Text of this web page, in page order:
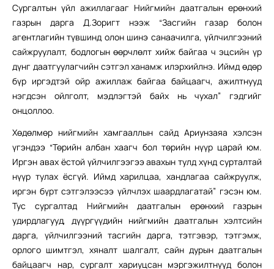
Сургалтын үйл ажиллагааг Нийгмийн даатгалын ерөнхий
газрын дарга Д.Зоригт нээж “Засгийн газар болон
агентлагийн түвшинд олон шинэ санаачилга, үйлчилгээний
сайжруулалт, бодлогын өөрчлөлт хийж байгаа ч эцсийн үр
дүнг даатгуулагчийн сэтгэл ханамж илэрхийлнэ. Иймд өдөр
бүр иргэдтэй ойр ажиллаж байгаа байцаагч, ажилтнууд
нэгдсэн ойлголт, мэдлэгтэй байх нь чухал” гэдгийг
онцоллоо.
Хөдөлмөр нийгмийн хамгааллын сайд Ариунзаяа хэлсэн
үгэндээ “Төрийн албан хаагч бол төрийн нүүр царай юм.
Иргэн авах ёстой үйлчилгээгээ авахын тулд хүнд сурталтай
нүүр тулах ёсгүй. Иймд харилцаа, хандлагаа сайжруулж,
иргэн бүрт сэтгэлээсээ үйлчлэх шаардлагатай” гэсэн юм.
Тус сургалтад Нийгмийн даатгалын ерөнхий газрын
удирдлагууд, дүүргүүдийн нийгмийн даатгалын хэлтсийн
дарга, үйлчилгээний тасгийн дарга, тэтгэвэр, тэтгэмж,
орлого шимтгэл, хяналт шалгалт, сайн дурын даатгалын
байцаагч нар, сургалт хариуцсан мэргэжилтнүүд болон